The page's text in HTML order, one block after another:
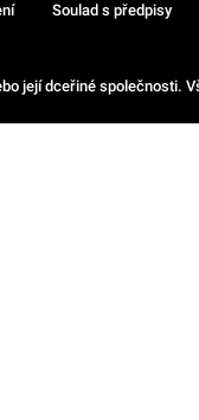
její dceřiné společnosti.
Soulad s předpisy